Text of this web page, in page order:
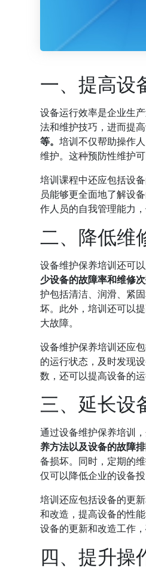
一、提高设
设备运行效率是企业生
法和维护技巧，进而提
等。培训不仅帮助操作
维护。这种预防性维护
培训课程中还应包括设
员能够更全面地了解设
作人员的自我管理能力
二、降低维
设备维护保养培训还可
少设备的故障率和维修
护包括清洁、润滑、紧
坏。此外，培训还可以
大故障。
设备维护保养培训还应
的运行状态，及时发现
数，还可以提高设备的
三、延长设
通过设备维护保养培训
养方法以及设备的故障
备损坏。同时，定期的
仅可以降低企业的设备
培训还应包括设备的更
和改造，提高设备的性
设备的更新和改造工作
四、提升操